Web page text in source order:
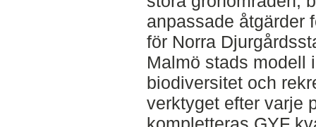
anpassade åtgärder
för Norra
Malmö stads modell
biodiversitet och
verktyget efter varje